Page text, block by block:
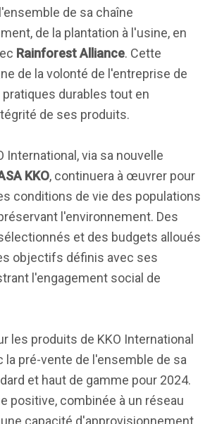
de sa chaîne
de la plantation à l'usine, en
Rainforest Alliance. Cette
de la volonté de l'entreprise de
durables tout en
de ses produits.
International, via sa nouvelle
KKO, continuera à œuvrer pour
conditions de vie des populations
l'environnement. Des
et des budgets alloués
objectifs définis avec ses
l'engagement social de
les produits de KKO International
la pré-vente de l'ensemble de sa
et haut de gamme pour 2024.
positive, combinée à un réseau
une capacité d'approvisionnement